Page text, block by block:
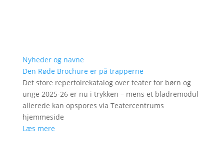
Nyheder og navne
Den Røde Brochure er på trapperne
Det store repertoirekatalog over teater for børn og
unge 2025-26 er nu i trykken – mens et bladremodul
allerede kan opspores via Teatercentrums
hjemmeside
Læs mere